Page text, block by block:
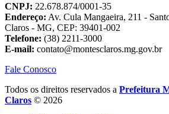
CNPJ: 22.678.874/0001-35
Endereço: Av. Cula Mangaeira, 211 -
Claros - MG, CEP: 39401-002
Telefone: (38) 2211-3000
E-mail: contato@montesclaros.mg.gov.br
Fale Conosco
Todos os direitos reservados a Prefeitura
Claros © 2026